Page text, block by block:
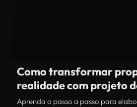
Como transformar
realidade com projeto
municipal
Aprenda o passo a passo para